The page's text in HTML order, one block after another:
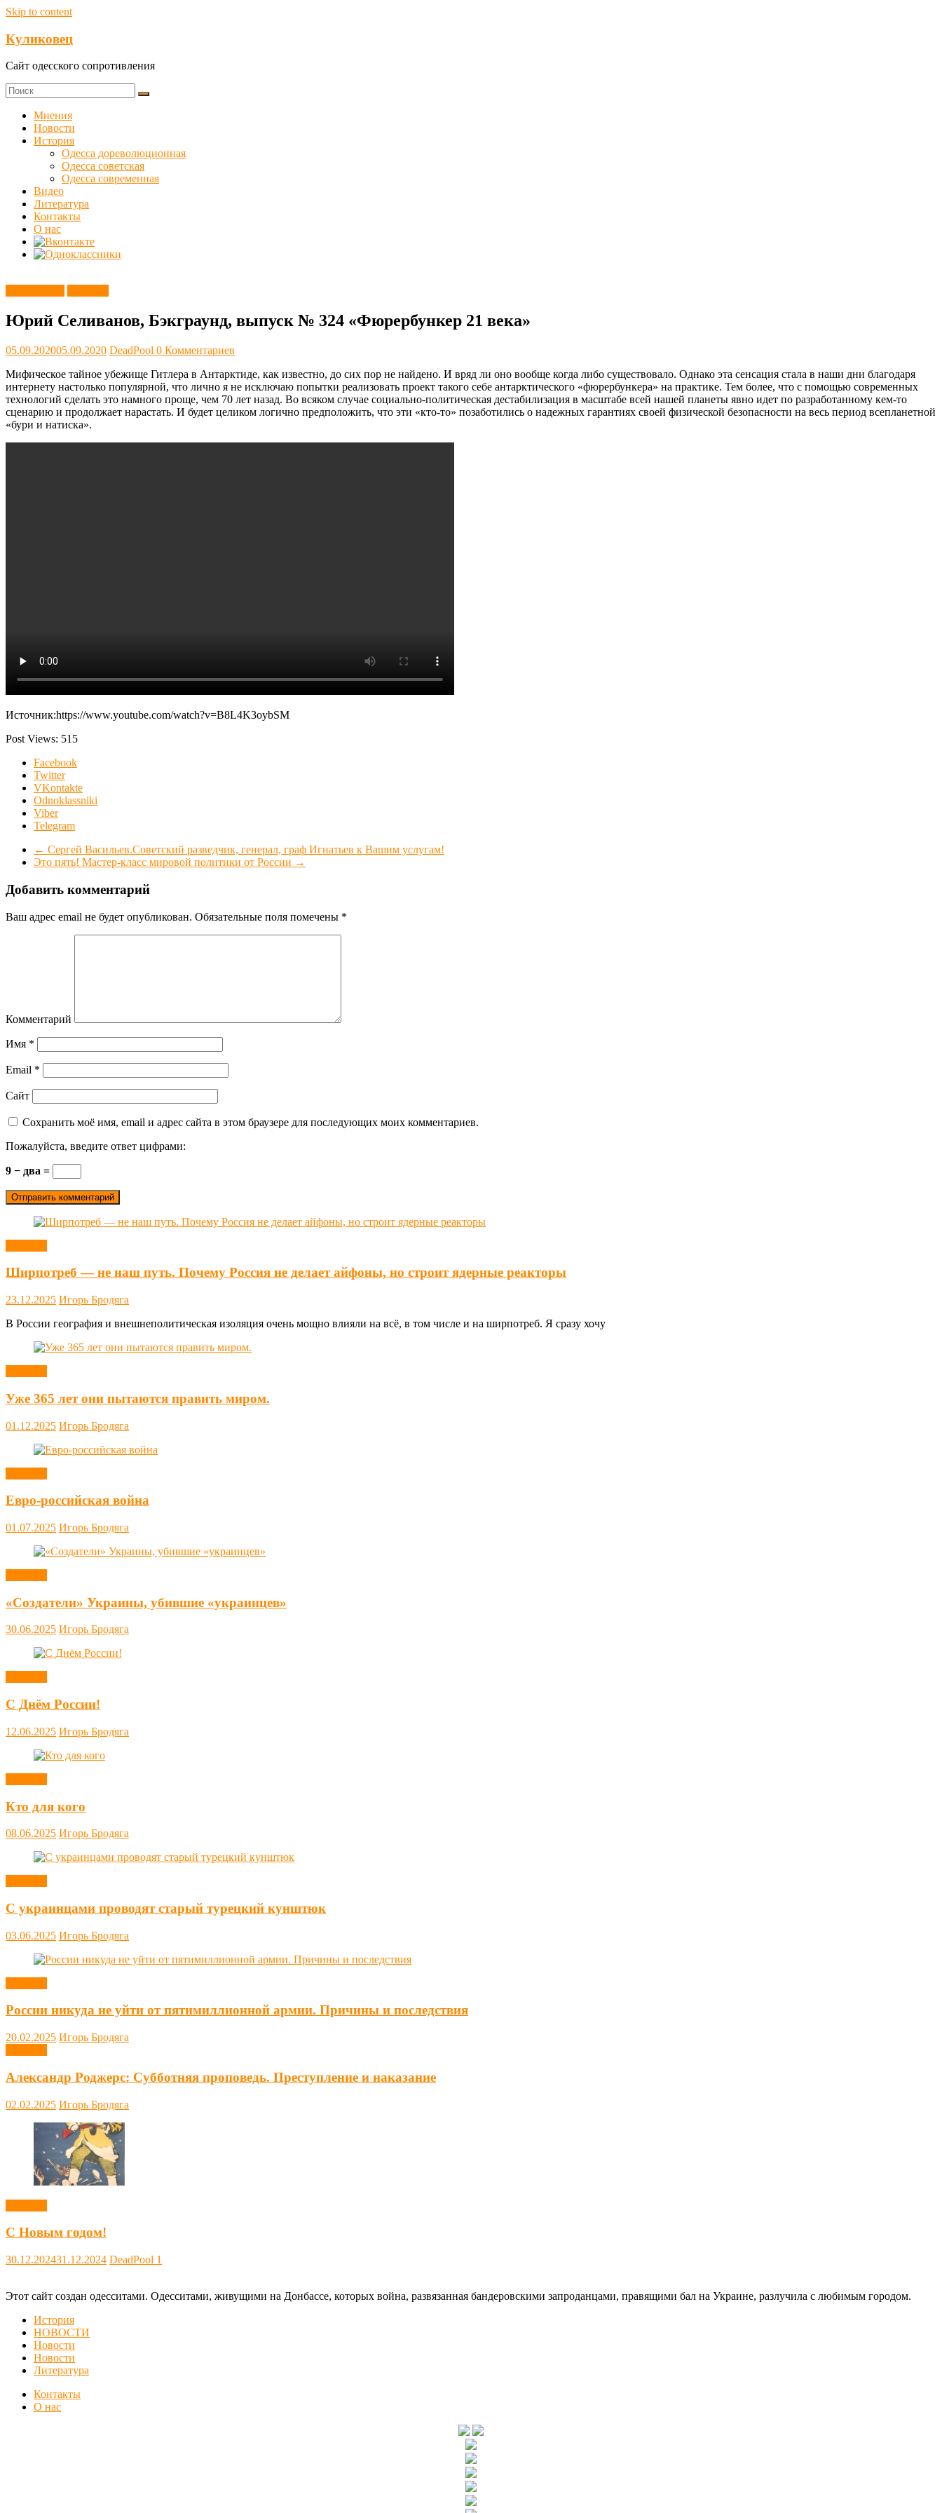
Skip to content
Куликовец
Сайт одесского сопротивления
Мнения
Новости
История
Одесса дореволюционная
Одесса советская
Одесса современная
Видео
Литература
Контакты
О нас
Юрий Селиванов, Бэкграунд, выпуск № 324 «Фюрербункер 21 века»
05.09.202005.09.2020 DeadPool 0 Комментариев
Мифическое тайное убежище Гитлера в Антарктиде, как известно, до сих пор не найдено. И вряд ли оно вообще когда либо существовало. Однако эта сенсация стала в наши дни благодаря
интернету настолько популярной, что лично я не исключаю попытки реализовать проект такого себе антарктического «фюрербункера» на практике. Тем более, что с помощью современных
технологий сделать это намного проще, чем 70 лет назад. Во всяком случае социально-политическая дестабилизация в масштабе всей нашей планеты явно идет по разработанному кем-то
сценарию и продолжает нарастать. И будет целиком логично предположить, что эти «кто-то» позаботились о надежных гарантиях своей физической безопасности на весь период всепланетной
«бури и натиска».
Источник:https://www.youtube.com/watch?v=B8L4K3oybSM
Post Views: 515
Facebook
Twitter
VKontakte
Odnoklassniki
Viber
Telegram
← Сергей Васильев.Советский разведчик, генерал, граф Игнатьев к Вашим услугам!
Это пять! Мастер-класс мировой политики от России →
Добавить комментарий
Ваш адрес email не будет опубликован. Обязательные поля помечены *
Комментарий
Имя *
Email *
Сайт
Сохранить моё имя, email и адрес сайта в этом браузере для последующих моих комментариев.
Пожалуйста, введите ответ цифрами:
9 − два =
Ширпотреб — не наш путь. Почему Россия не делает айфоны, но строит ядерные реакторы
23.12.2025 Игорь Бродяга
В России география и внешнеполитическая изоляция очень мощно влияли на всё, в том числе и на ширпотреб. Я сразу хочу
Уже 365 лет они пытаются править миром.
01.12.2025 Игорь Бродяга
Евро-российская война
01.07.2025 Игорь Бродяга
«Создатели» Украины, убившие «украинцев»
30.06.2025 Игорь Бродяга
С Днём России!
12.06.2025 Игорь Бродяга
Кто для кого
08.06.2025 Игорь Бродяга
С украинцами проводят старый турецкий кунштюк
03.06.2025 Игорь Бродяга
России никуда не уйти от пятимиллионной армии. Причины и последствия
20.02.2025 Игорь Бродяга
Александр Роджерс: Субботняя проповедь. Преступление и наказание
02.02.2025 Игорь Бродяга
С Новым годом!
30.12.202431.12.2024 DeadPool 1
Этот сайт создан одесситами. Одесситами, живущими на Донбассе, которых война, развязанная бандеровскими запроданцами, правящими бал на Украине, разлучила с любимым городом.
История
НОВОСТИ
Новости
Новости
Литература
Контакты
О нас